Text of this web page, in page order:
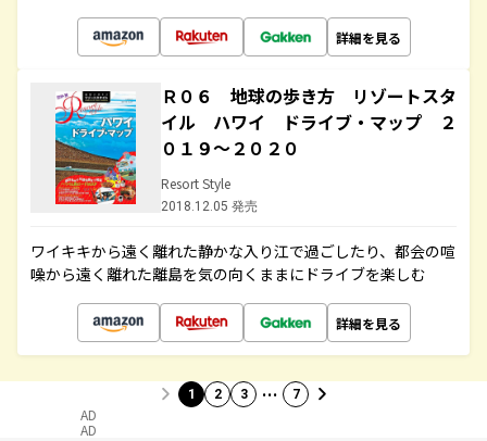
詳細を見る
Ｒ０６ 地球の歩き方 リゾートスタ
イル ハワイ ドライブ・マップ ２
０１９～２０２０
Resort Style
2018.12.05 発売
ワイキキから遠く離れた静かな入り江で過ごしたり、都会の喧
噪から遠く離れた離島を気の向くままにドライブを楽しむ
詳細を見る
1 2 3 … 7
AD
AD